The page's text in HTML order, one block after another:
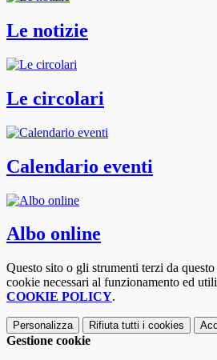
Le notizie
Le circolari
Calendario eventi
Albo online
Questo sito o gli strumenti terzi da
cookie necessari al funzionamento ed
COOKIE POLICY.
Personalizza Rifiuta tutti i cookies
Gestione cookie